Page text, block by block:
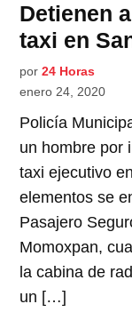
Detienen
taxi en
por 24 Horas
enero 24, 2020
Policía
un hombre por
taxi ejecutivo
elementos se
Pasajero
Momoxpan,
la cabina de
un […]